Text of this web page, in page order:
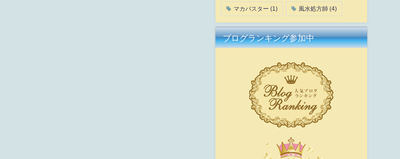
マカバスター (1) 風水処方師(4)
ブログランキング参加中